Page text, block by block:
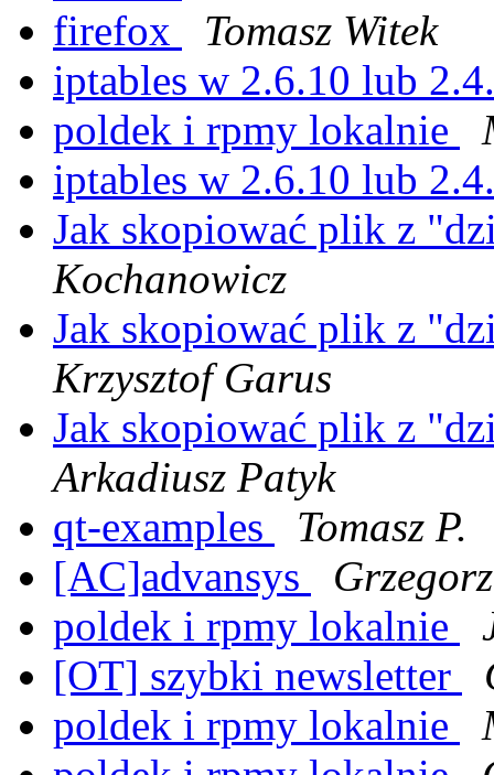
firefox
Tomasz Witek
iptables w 2.6.10 lub
poldek i rpmy lokalnie
iptables w 2.6.10 lub
Jak skopiować plik z
Kochanowicz
Jak skopiować plik z
Krzysztof Garus
Jak skopiować plik z
Arkadiusz Patyk
qt-examples
Tomasz P.
[AC]advansys
poldek i rpmy lokalnie
[OT] szybki newsletter
poldek i rpmy lokalnie